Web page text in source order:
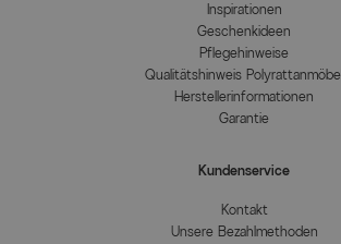
Inspirationen
Geschenkideen
Pflegehinweise
Qualitätshinweis Polyrattanmöbel
Herstellerinformationen
Garantie
Kundenservice
Kontakt
Unsere Bezahlmethoden